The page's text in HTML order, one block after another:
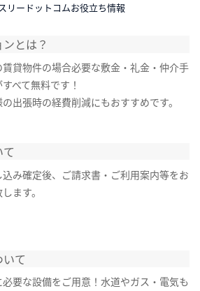
リードットコムお役立ち情報
とは？
貸物件の場合必要な敷金・礼金・仲介手
べて無料です！
出張時の経費削減にもおすすめです。
込み確定後、ご請求書・ご利用案内等をお
ます。
て
必要な設備をご用意！水道やガス・電気も